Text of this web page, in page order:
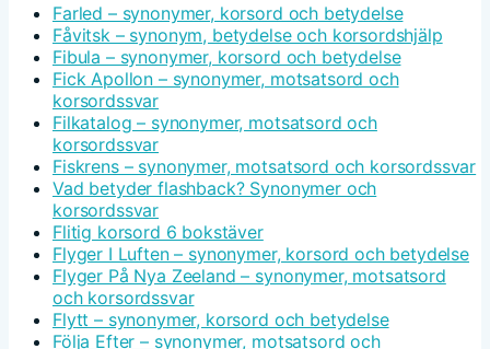
Farled – synonymer, korsord och betydelse
Fåvitsk – synonym, betydelse och korsordshjälp
Fibula – synonymer, korsord och betydelse
Fick Apollon – synonymer, motsatsord och
korsordssvar
Filkatalog – synonymer, motsatsord och
korsordssvar
Fiskrens – synonymer, motsatsord och korsordssvar
Vad betyder flashback? Synonymer och
korsordssvar
Flitig korsord 6 bokstäver
Flyger I Luften – synonymer, korsord och betydelse
Flyger På Nya Zeeland – synonymer, motsatsord
och korsordssvar
Flytt – synonymer, korsord och betydelse
Följa Efter – synonymer, motsatsord och